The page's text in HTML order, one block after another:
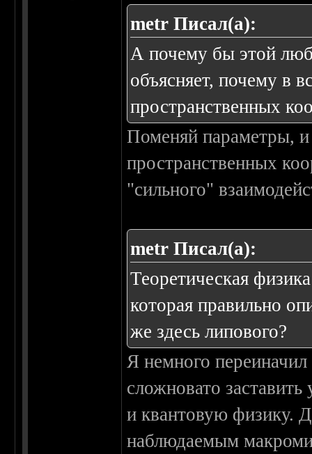
metr Писал(а):
А почему бы этой
объясняет, почему в
пространственных
Поменяй параметры, и
пространственных
"сильного"
metr Писал(а):
Теоретическая
которая правильно
же здесь липового?
Я немного
сложновато
и квантовую физику.
наблюдаемым